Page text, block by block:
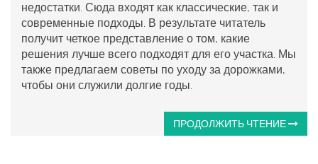
недостатки. Сюда входят как классические, так и
современные подходы. В результате читатель
получит четкое представление о том, какие
решения лучше всего подходят для его участка. Мы
также предлагаем советы по уходу за дорожками,
чтобы они служили долгие годы.
ПРОДОЛЖИТЬ ЧТЕНИЕ